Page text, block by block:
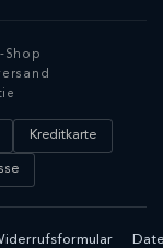
Shop
Kreditkarte